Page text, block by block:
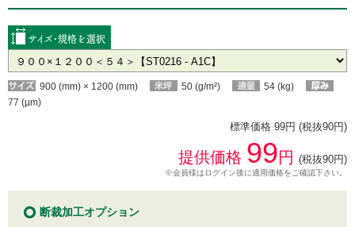
900 (mm) × 1200 (mm) 50 (g/m²)
54 (kg)
77 (µm)
標準価格 99円 (税抜90円)
提供価格 99円 (税抜90円)
※会員様はログイン後に適用価格をご確認下さい。
断裁加工オプション